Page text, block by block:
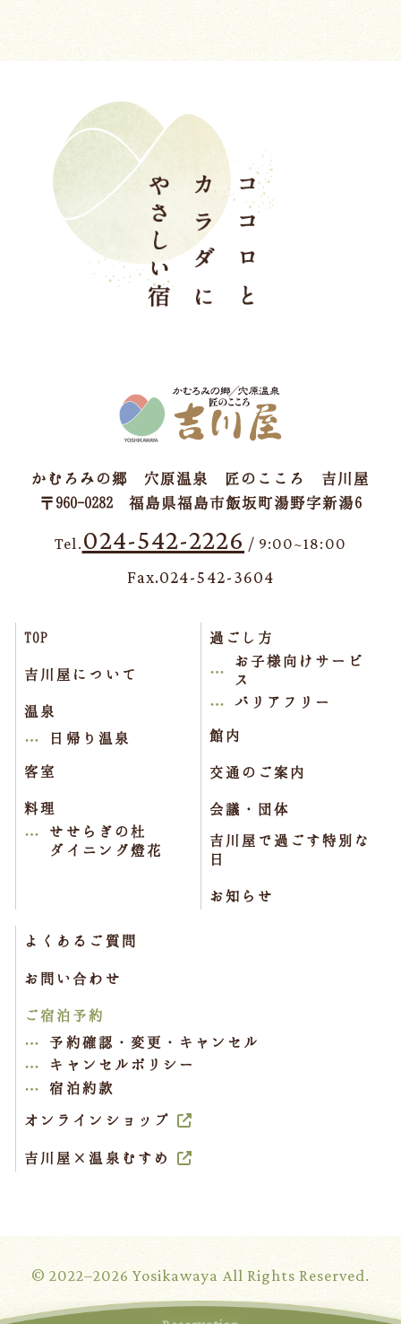
かむろみの郷 穴原温泉 匠のこころ 吉川屋
〒960-0282 福島県福島市飯坂町湯野字新湯6
Tel. 024-542-2226 / 9:00~18:00
Fax.024-542-3604
TOP
吉川屋について
温泉
日帰り温泉
客室
料理
せせらぎの杜
ダイニング燈花
過ごし方
お子様向けサービ
ス
バリアフリー
館内
交通のご案内
会議・団体
吉川屋で過ごす特別な
日
お知らせ
よくあるご質問
お問い合わせ
ご宿泊予約
予約確認・変更・キャンセル
キャンセルポリシー
宿泊約款
オンラインショップ
吉川屋×温泉むすめ
© 2022–2026 Yosikawaya All Rights Reserved.